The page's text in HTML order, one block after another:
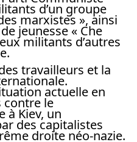
d’un groupe
marxistes », ainsi
jeunesse « Che
militants d’autres
travailleurs et la
actuelle en
contre le
à Kiev, un
des capitalistes
droite néo-nazie.